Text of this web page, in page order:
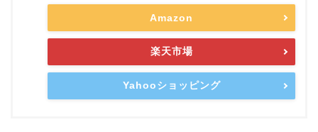
Amazon
楽天市場
Yahooショッピング